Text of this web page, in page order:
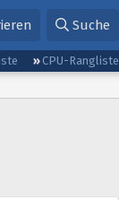
Suche
CPU-Rangliste